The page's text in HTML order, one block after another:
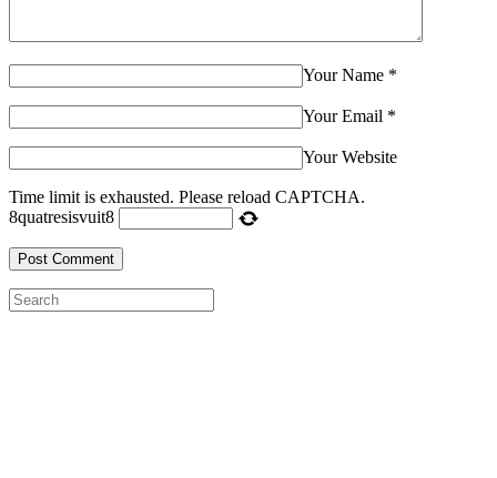
Your Name *
Your Email *
Your Website
Time limit is exhausted. Please reload CAPTCHA.
8quatresisvuit8